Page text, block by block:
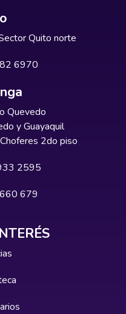
Quito norte
6970
Quevedo
y Guayaquil
2do piso
2595
679